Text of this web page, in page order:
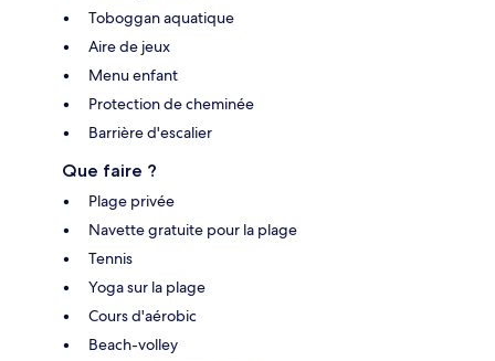
Toboggan aquatique
Aire de jeux
Menu enfant
Protection de cheminée
Barrière d'escalier
Que faire ?
Plage privée
Navette gratuite pour la plage
Tennis
Yoga sur la plage
Cours d'aérobic
Beach-volley